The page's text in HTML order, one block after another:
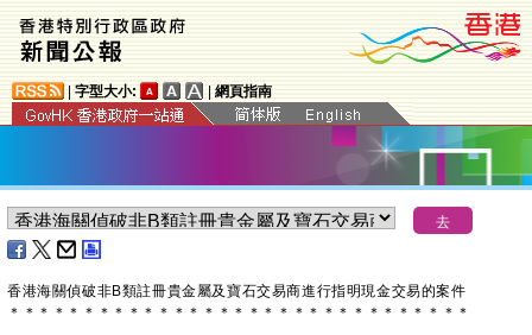
字型大小: 網頁指南
​香港海關偵破非B類註冊貴金屬及寶石交易商進行指明現金交易的案件
＊ ＊ ＊ ＊ ＊ ＊ ＊ ＊ ＊ ＊ ＊ ＊ ＊ ＊ ＊ ＊ ＊ ＊ ＊ ＊ ＊ ＊ ＊ ＊ ＊ ＊ ＊ ＊ ＊ ＊ ＊